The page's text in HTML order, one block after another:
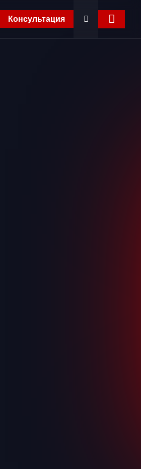
Консультация